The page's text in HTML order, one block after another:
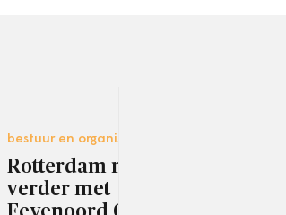
bestuur en organisatie
Rotterdam mag
verder met